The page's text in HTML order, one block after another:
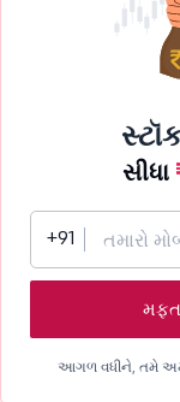
સીધા
+91
મફત
આગળ વધીને, તમે